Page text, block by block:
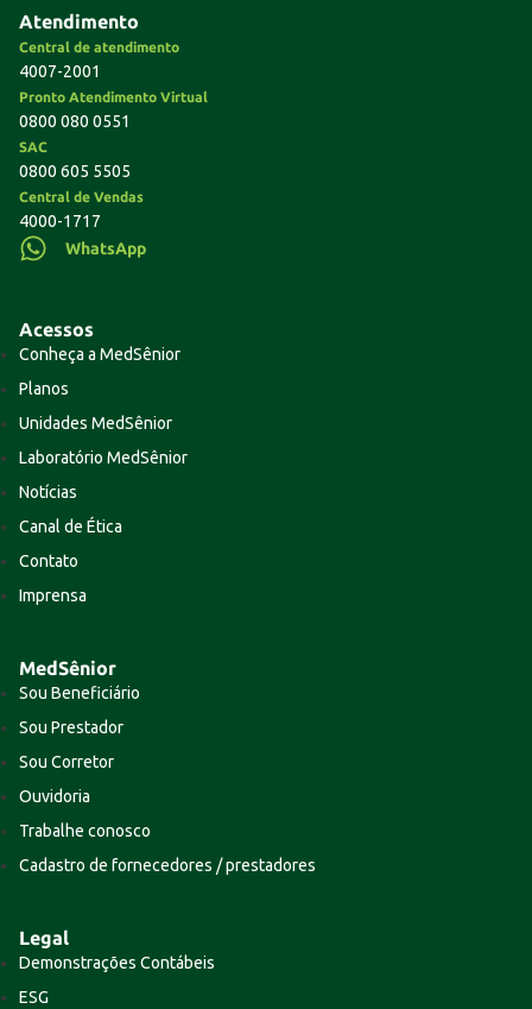
Atendimento
Central de atendimento
4007-2001
Pronto Atendimento Virtual
0800 080 0551
SAC
0800 605 5505
Central de Vendas
4000-1717
WhatsApp
Acessos
Conheça a MedSênior
Planos
Unidades MedSênior
Laboratório MedSênior
Notícias
Canal de Ética
Contato
Imprensa
MedSênior
Sou Beneficiário
Sou Prestador
Sou Corretor
Ouvidoria
Trabalhe conosco
Cadastro de fornecedores / prestadores
Legal
Demonstrações Contábeis
ESG